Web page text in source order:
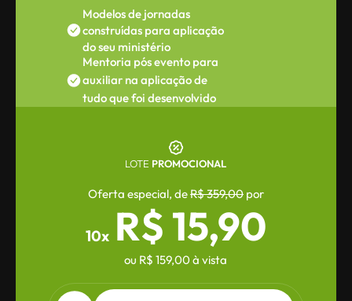
Modelos de jornadas
construídas para aplicação
do seu ministério
Mentoria pós evento para
auxiliar na aplicação de
tudo que foi desenvolvido
LOTE PROMOCIONAL
Oferta especial, de R$ 359,00 por
10x R$ 15,90
ou R$ 159,00 à vista